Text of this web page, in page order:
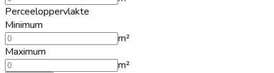
Perceeloppervlakte
Minimum
m²
Maximum
m²